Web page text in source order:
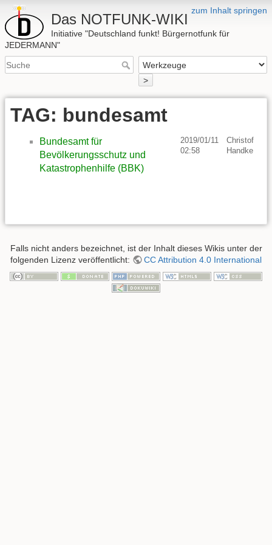
zum Inhalt springen
Das NOTFUNK-WIKI
Initiative "Deutschland funkt! Bürgernotfunk für
JEDERMANN"
>
TAG: bundesamt
Bundesamt für
Bevölkerungsschutz und
Katastrophenhilfe (BBK)
2019/01/11
02:58
Christof
Handke
Falls nicht anders bezeichnet, ist der Inhalt dieses Wikis unter der
folgenden Lizenz veröffentlicht:
CC Attribution 4.0 International